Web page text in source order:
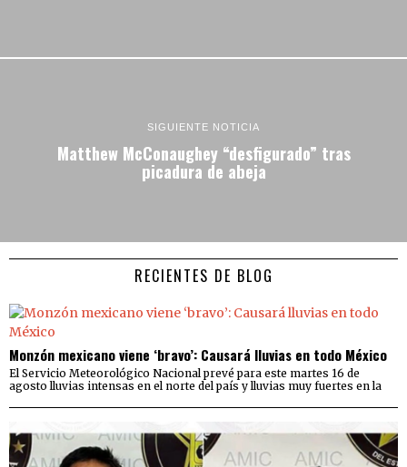
SIGUIENTE NOTICIA
Matthew McConaughey “desfigurado” tras
picadura de abeja
RECIENTES DE BLOG
Monzón mexicano viene ‘bravo’: Causará lluvias en todo México
El Servicio Meteorológico Nacional prevé para este martes 16 de
agosto lluvias intensas en el norte del país y lluvias muy fuertes en la